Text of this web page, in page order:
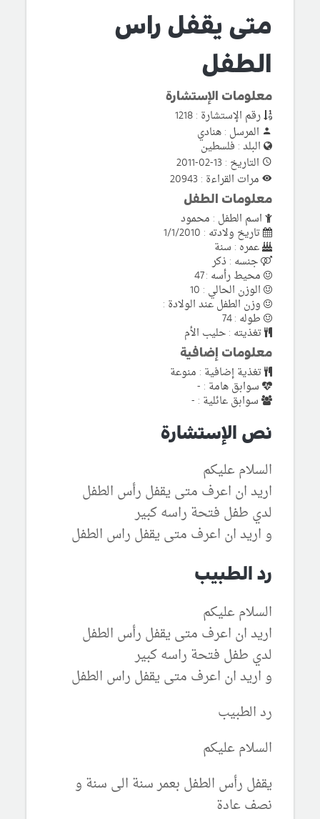
متى يقفل راس
الطفل
معلومات الإستشارة
رقم الإستشارة : 1218
المرسل : هنادي
البلد : فلسطين
التاريخ : 13-02-2011
مرات القراءة : 20943
معلومات الطفل
اسم الطفل : محمود
تاريخ ولادته : 1/1/2010
عمره : سنة
جنسه : ذكر
محيط رأسه : 47
الوزن الحالي : 10
وزن الطفل عند الولادة :
طوله : 74
تغذيته : حليب الأم
معلومات إضافية
تغذية إضافية : منوعة
سوابق هامة : -
سوابق عائلية : -
نص الإستشارة
السلام عليكم
اريد ان اعرف متى يقفل رأس الطفل
لدي طفل فتحة راسه كبير
و اريد ان اعرف متى يقفل راس الطفل
رد الطبيب
السلام عليكم
اريد ان اعرف متى يقفل رأس الطفل
لدي طفل فتحة راسه كبير
و اريد ان اعرف متى يقفل راس الطفل
رد الطبيب
السلام عليكم
يقفل رأس الطفل بعمر سنة الى سنة و
نصف عادة